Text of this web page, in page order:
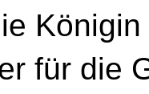
Königin
für die